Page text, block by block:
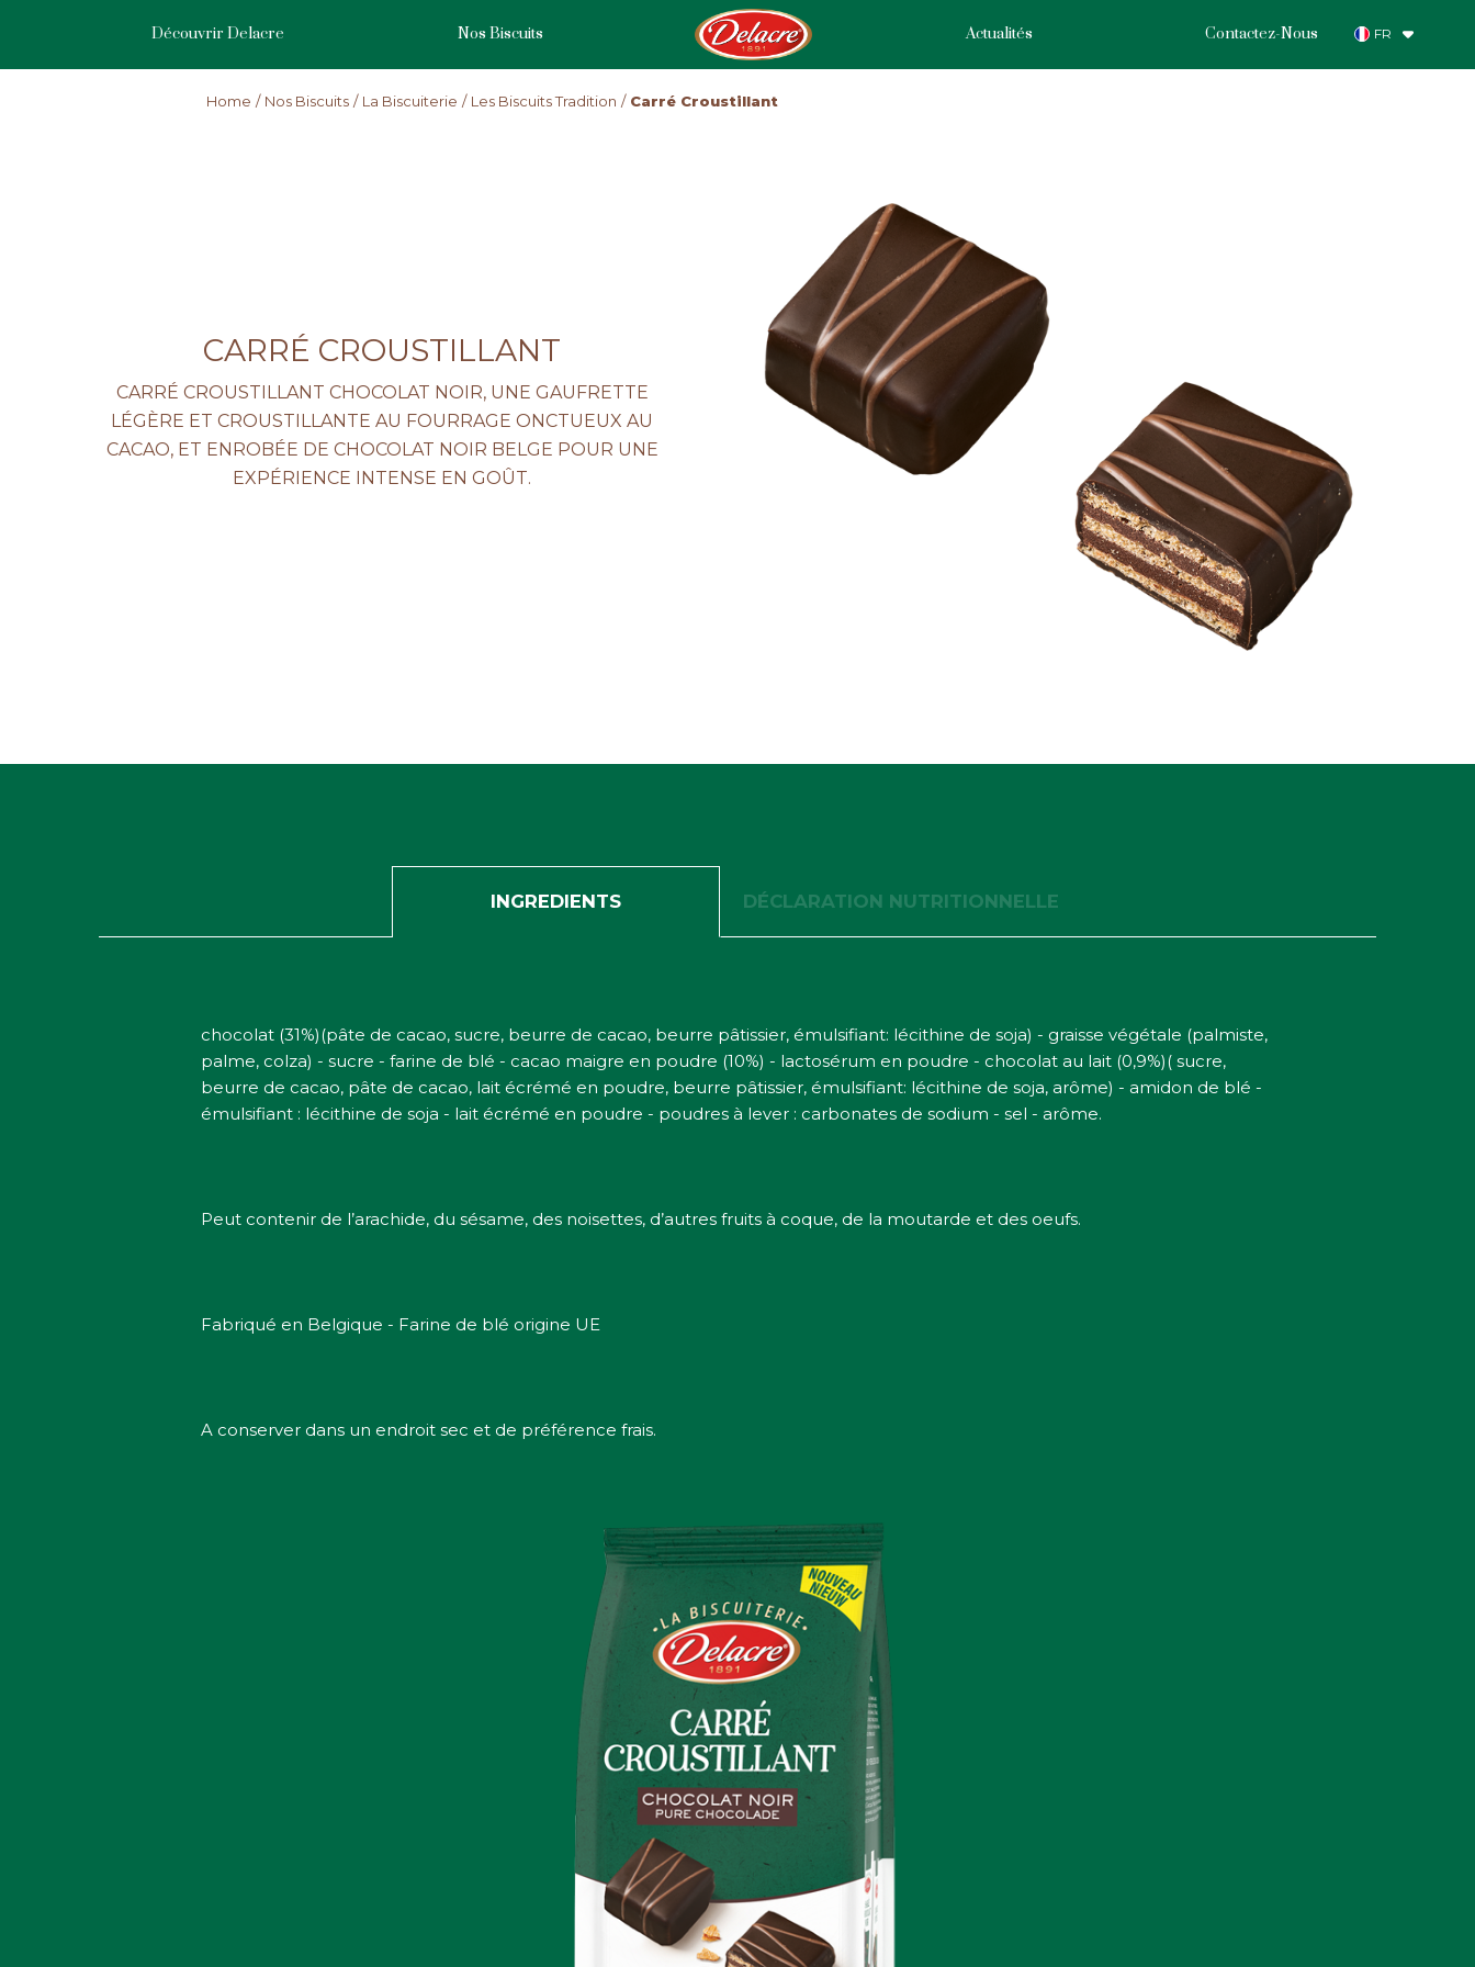
content
Découvrir Delacre Nos Biscuits Actualités Contactez-Nous FR
Home Nos Biscuits La Biscuiterie Les Biscuits Tradition Carré Croustillant
CARRÉ CROUSTILLANT
CARRÉ CROUSTILLANT CHOCOLAT NOIR, UNE GAUFRETTE
LÉGÈRE ET CROUSTILLANTE AU FOURRAGE ONCTUEUX AU
CACAO, ET ENROBÉE DE CHOCOLAT NOIR BELGE POUR UNE
EXPÉRIENCE INTENSE EN GOÛT.
INGREDIENTS DÉCLARATION NUTRITIONNELLE
chocolat (31%)(pâte de cacao, sucre, beurre de cacao, beurre pâtissier, émulsifiant: lécithine de soja) - graisse végétale (palmiste,
palme, colza) - sucre - farine de blé - cacao maigre en poudre (10%) - lactosérum en poudre - chocolat au lait (0,9%)( sucre,
beurre de cacao, pâte de cacao, lait écrémé en poudre, beurre pâtissier, émulsifiant: lécithine de soja, arôme) - amidon de blé -
émulsifiant : lécithine de soja - lait écrémé en poudre - poudres à lever : carbonates de sodium - sel - arôme.
Peut contenir de l’arachide, du sésame, des noisettes, d’autres fruits à coque, de la moutarde et des oeufs.
Fabriqué en Belgique - Farine de blé origine UE
A conserver dans un endroit sec et de préférence frais.